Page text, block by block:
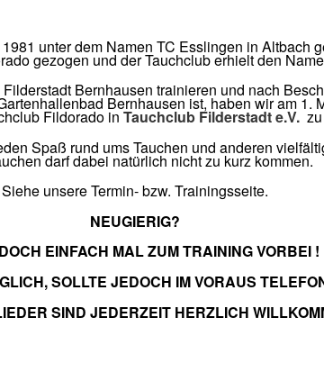
unter dem Namen TC Esslingen in Altbach
gezogen und der Tauchclub erhielt den
Bernhausen trainieren und nach
Bernhausen ist, haben wir am 1.
Fildorado in Tauchclub Filderstadt e.V.
Spaß rund ums Tauchen und anderen
darf dabei natürlich nicht zu kurz kommen.
Siehe unsere Termin- bzw. Trainingsseite.
NEUGIERIG?
EINFACH MAL ZUM TRAINING VORBEI !
SOLLTE JEDOCH IM VORAUS
SIND JEDERZEIT HERZLICH